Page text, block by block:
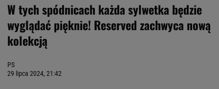
W tych spódnicach każda sylwetka będzie
wyglądać pięknie! Reserved zachwyca nową
kolekcją
PS
29 lipca 2024, 21:42